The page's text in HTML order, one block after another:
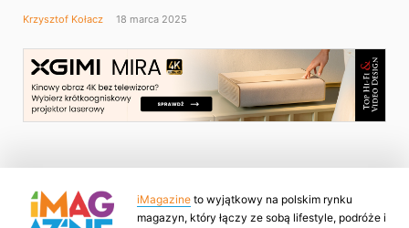
Krzysztof Kołacz 18 marca 2025
iMagazine to wyjątkowy na polskim rynku
magazyn, który łączy ze sobą lifestyle, podróże i